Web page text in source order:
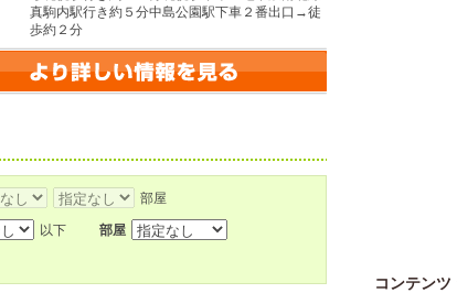
真駒内駅行き約５分中島公園駅下車２番出口→徒
歩約２分
部屋
以下 部屋
コンテンツ